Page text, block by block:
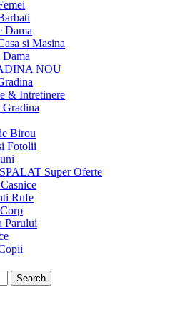
Dama
si Masina
Dama
NOU
& Intretinere
Birou
Fotolii
Super Oferte
Rufe
Parului
Search